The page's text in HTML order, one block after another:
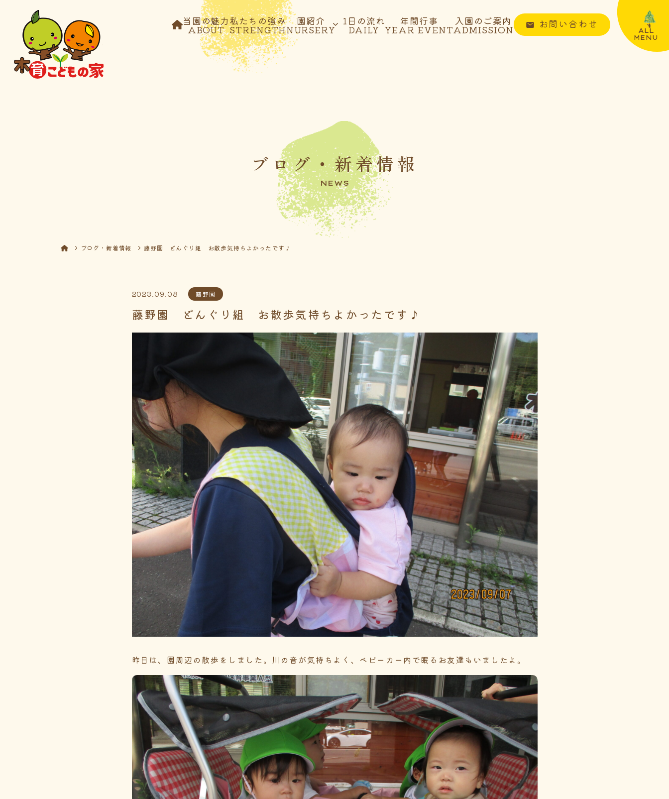
ALL
MENU
当園の魅力
ABOUT
私たちの強み
STRENGTH
園紹介
NURSERY
1日の流れ
DAILY
年間行事
YEAR EVENT
入園のご案内
ADMISSION お問い合わせ
ブログ・新着情報
NEWS
ブログ・新着情報 藤野園 どんぐり組 お散歩気持ちよかったです♪
2023.09.08 藤野園
藤野園 どんぐり組 お散歩気持ちよかったです♪
昨日は、園周辺の散歩をしました。川の音が気持ちよく、ベビーカー内で眠るお友達もいましたよ。